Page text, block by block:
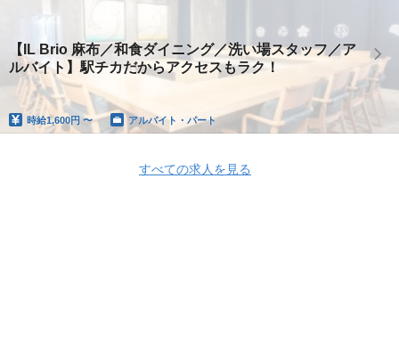
【IL Brio 麻布／和食ダイニング／洗い場スタッフ／ア
ルバイト】駅チカだからアクセスもラク！
時給1,600円 〜 アルバイト・パート
すべての求人を見る